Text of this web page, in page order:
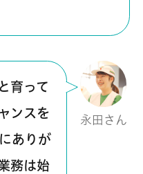
永田さん
育って
ンスを
ありが
務は始